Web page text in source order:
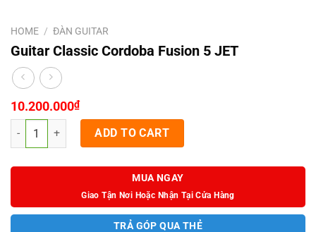
HOME / ĐÀN GUITAR
Guitar Classic Cordoba Fusion 5 JET
10.200.000₫
Guitar Classic Cordoba Fusion 5 JET quantity
ADD TO CART
MUA NGAY
Giao Tận Nơi Hoặc Nhận Tại Cửa Hàng
TRẢ GÓP QUA THẺ